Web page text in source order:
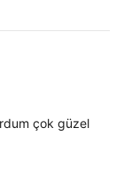
çok güzel